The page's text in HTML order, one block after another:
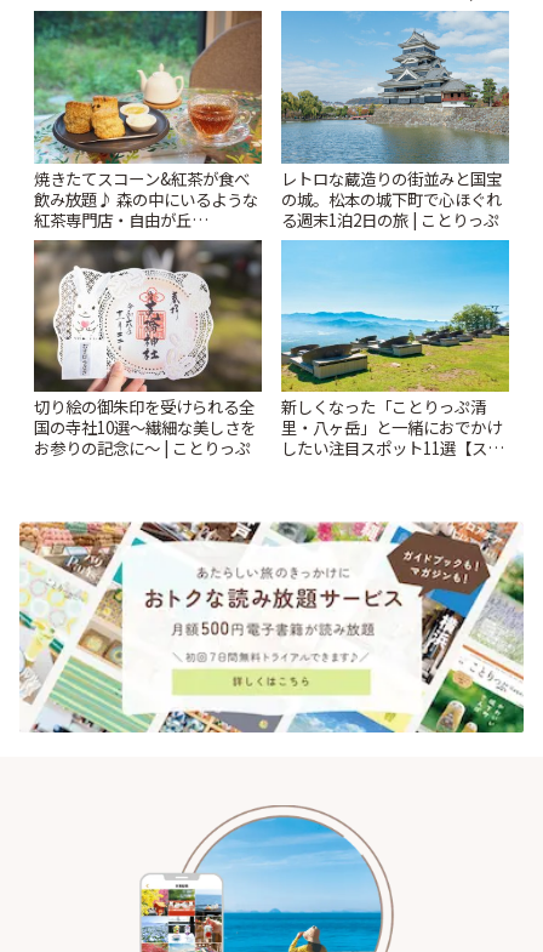
Kabutocho」 | ことりっぷ
「annorum cafe」 | ことりっぷ
焼きたてスコーン&紅茶が食べ
飲み放題♪ 森の中にいるような
紅茶専門店・自由が丘
「YOTSUBA TEA」でのんびり
時間 | ことりっぷ
レトロな蔵造りの街並みと国宝
の城。松本の城下町で心ほぐれ
る週末1泊2日の旅 | ことりっぷ
切り絵の御朱印を受けられる全
国の寺社10選〜繊細な美しさを
お参りの記念に〜 | ことりっぷ
新しくなった「ことりっぷ清
里・八ヶ岳」と一緒におでかけ
したい注目スポット11選【スタ